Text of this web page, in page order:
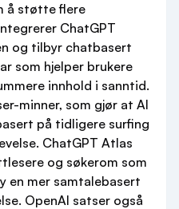
å støtte flere
ChatGPT
og tilbyr chatbasert
som hjelper brukere
innhold i sanntid.
minner, som gjør at AI
på tidligere surfing
ChatGPT Atlas
og søkerom som
en mer samtalebasert
OpenAI satser også